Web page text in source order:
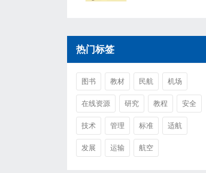
热门标签
图书 教材 民航 机场
在线资源 研究 教程 安全
技术 管理 标准 适航
发展 运输 航空